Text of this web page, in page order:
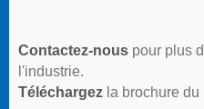
Contactez-nous pour plus
l'industrie.
Téléchargez la brochure du